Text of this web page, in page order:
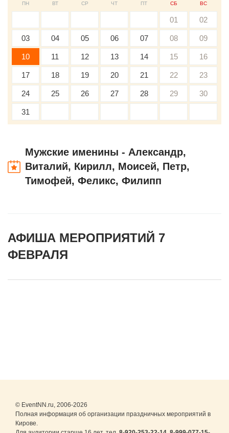
ПН ВТ СР ЧТ ПТ СБ ВС
01 02
03 04 05 06 07 08 09
10 11 12 13 14 15 16
17 18 19 20 21 22 23
24 25 26 27 28 29 30
31
Мужские именины - Александр,
Виталий, Кирилл, Моисей, Петр,
Тимофей, Феликс, Филипп
АФИША МЕРОПРИЯТИЙ 7
ФЕВРАЛЯ
© EventNN.ru, 2006-2026
Полная информация об организации праздничных мероприятий в
Кирове.